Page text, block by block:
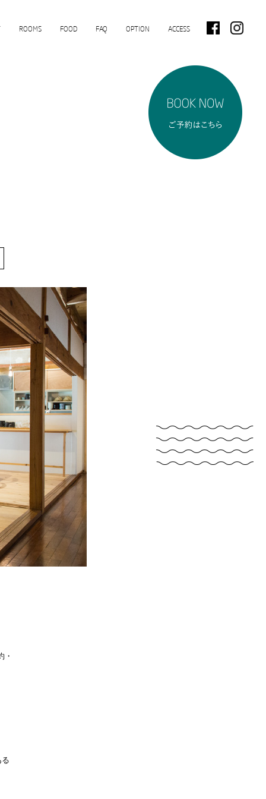
ROOMS FOOD FAQ OPTION ACCESS
・